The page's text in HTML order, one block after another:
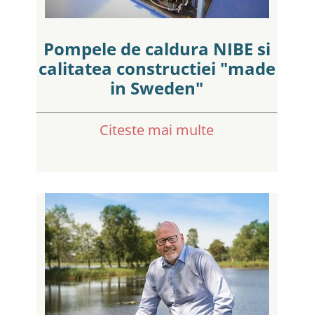
Pompele de caldura NIBE si
calitatea constructiei "made
in Sweden"
Citeste mai multe